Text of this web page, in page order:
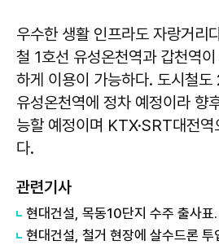
우수한 생활 인프라도 자랑거리
철 1호선 유성온천역과 갑천역
하게 이용이 가능하다. 도시철도
유성온천역에 정차 예정이라 향
능할 예정이며 KTX·SRT대전
다.
관련기사